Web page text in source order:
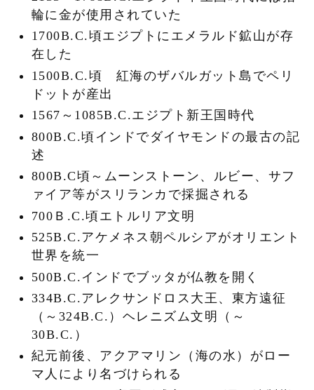
輪に金が使用されていた
1700B.C.頃エジプトにエメラルド鉱山が存
在した
1500B.C.頃 紅海のザバルガット島でペリ
ドットが産出
1567～1085B.C.エジプト新王国時代
800B.C.頃インドでダイヤモンドの最古の記
述
800B.C頃～ムーンストーン、ルビー、サフ
ァイア等がスリランカで採掘される
700Ｂ.C.頃エトルリア文明
525B.C.アケメネス朝ペルシアがオリエント
世界を統一
500B.C.インドでブッタが仏教を開く
334B.C.アレクサンドロス大王、東方遠征
（～324B.C.）ヘレニズム文明（～
30B.C.）
紀元前後、アクアマリン（海の水）がロー
マ人により名づけられる